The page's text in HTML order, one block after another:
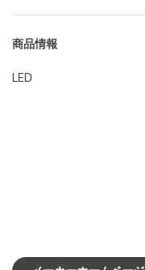
商品情報
LED